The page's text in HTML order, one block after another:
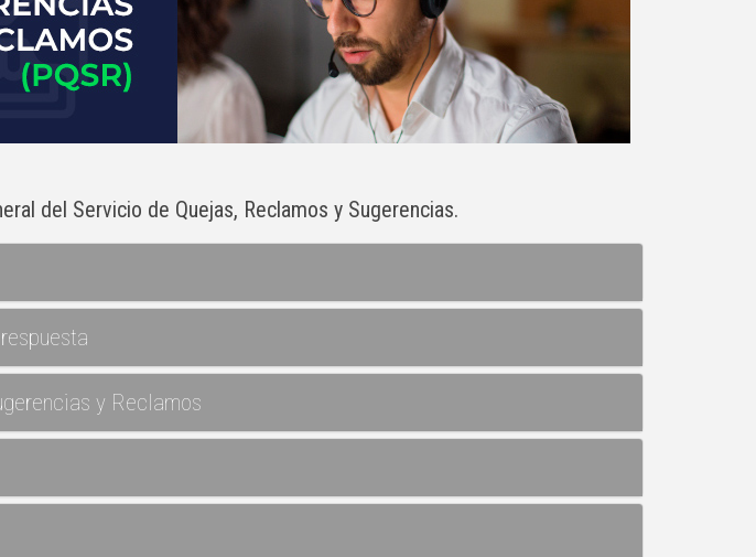
del Servicio de Quejas, Reclamos y Sugerencias.
y Reclamos